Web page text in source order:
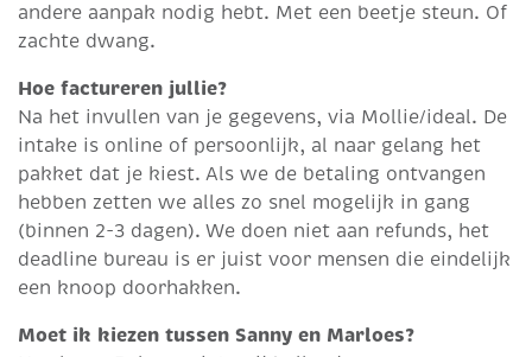
andere aanpak nodig hebt. Met een beetje steun. Of
zachte dwang.
Hoe factureren jullie?
Na het invullen van je gegevens, via Mollie/ideal. De
intake is online of persoonlijk, al naar gelang het
pakket dat je kiest. Als we de betaling ontvangen
hebben zetten we alles zo snel mogelijk in gang
(binnen 2-3 dagen). We doen niet aan refunds, het
deadline bureau is er juist voor mensen die eindelijk
een knoop doorhakken.
Moet ik kiezen tussen Sanny en Marloes?